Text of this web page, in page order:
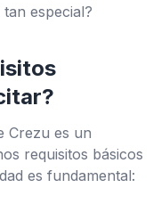
especial?
Crezu es un
requisitos básicos
es fundamental: